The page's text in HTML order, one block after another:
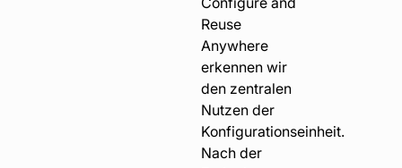
Reuse
Anywhere
erkennen wir
den zentralen
Nutzen der
Konfigurationseinheit.
Nach der